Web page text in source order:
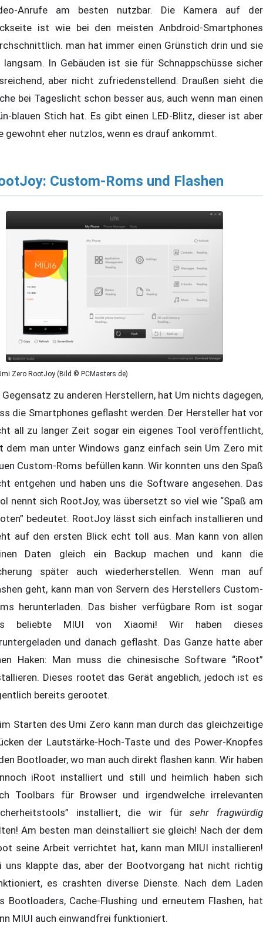
Anrufe am besten nutzbar. Die Kamera auf der
ist wie bei den meisten Anbdroid-Smartphones
man hat immer einen Grünstich drin und sie
In Gebäuden ist sie für Schnappschüsse sicher
aber nicht zufriedenstellend. Draußen sieht die
bei Tageslicht schon besser aus, auch wenn man einen
blauen Stich hat. Es gibt einen LED-Blitz, dieser ist aber
gewohnt eher nutzlos, wenn es drauf ankommt.
Custom-Roms und Flashen
Zero RootJoy (Bild © PCMasters.de)
zu anderen Herstellern, hat Um nichts dagegen,
die Smartphones geflasht werden. Der Hersteller hat vor
all zu langer Zeit sogar ein eigenes Tool veröffentlicht,
dem man unter Windows ganz einfach sein Um Zero mit
Custom-Roms befüllen kann. Wir konnten uns den Spaß
entgehen und haben uns die Software angesehen. Das
nennt sich RootJoy, was übersetzt so viel wie “Spaß am
bedeutet. RootJoy lässt sich einfach installieren und
auf den ersten Blick echt toll aus. Man kann von allen
Daten gleich ein Backup machen und kann die
später auch wiederherstellen. Wenn man auf
geht, kann man von Servern des Herstellers Custom-
herunterladen. Das bisher verfügbare Rom ist sogar
beliebte MIUI von Xiaomi! Wir haben dieses
und danach geflasht. Das Ganze hatte aber
Haken: Man muss die chinesische Software “iRoot”
Dieses rootet das Gerät angeblich, jedoch ist es
bereits gerootet.
Starten des Umi Zero kann man durch das gleichzeitige
der Lautstärke-Hoch-Taste und des Power-Knopfes
Bootloader, wo man auch direkt flashen kann. Wir haben
iRoot installiert und still und heimlich haben sich
Toolbars für Browser und irgendwelche irrelevanten
installiert, die wir fürsehr fragwürdig
Am besten man deinstalliert sie gleich! Nach der dem
seine Arbeit verrichtet hat, kann man MIUI installieren!
uns klappte das, aber der Bootvorgang hat nicht richtig
es crashten diverse Dienste. Nach dem Laden
Bootloaders, Cache-Flushing und erneutem Flashen, hat
MIUI auch einwandfrei funktioniert.